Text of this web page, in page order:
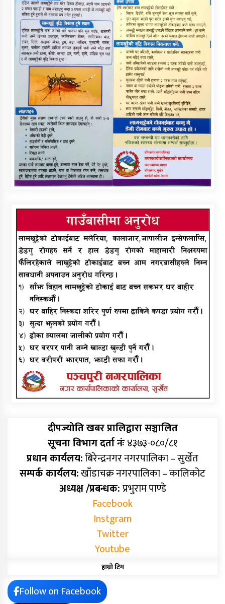
दीपज्योति खबर प्रालिद्वारा सञ्चालित
सूचना विभाग दर्ता नंः४३७३-०८०/८१
प्रधान कार्यलय:बिरेन्द्रनगर नगरपालिका – सुर्खेत
सम्पर्क कार्यलय:खाँडाचक्र नगरपालिका – कालिकोट
अध्यक्ष /प्रबन्धक:प्रभुराम पाण्डे
Facebook
Instgram
Twitter
Youtube
हाम्रो टिम
Follow on Facebook